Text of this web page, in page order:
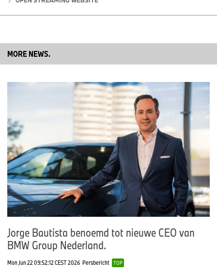
MORE NEWS.
Jorge Bautista benoemd tot nieuwe CEO van
BMW Group Nederland.
Mon Jun 22 09:52:12 CEST 2026 Persbericht TOP